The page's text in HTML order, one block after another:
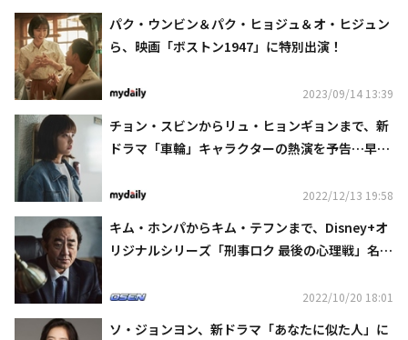
パク・ウンビン＆パク・ヒョジュ＆オ・ヒジュン
ら、映画「ボストン1947」に特別出演！
2023/09/14 13:39
チョン・スビンからリュ・ヒョンギョンまで、新
ドラマ「車輪」キャラクターの熱演を予告…早く
2022/12/13 19:58
キム・ホンパからキム・テフンまで、Disney+オ
リジナルシリーズ「刑事ロク 最後の心理戦」名脇
2022/10/20 18:01
ソ・ジョンヨン、新ドラマ「あなたに似た人」に